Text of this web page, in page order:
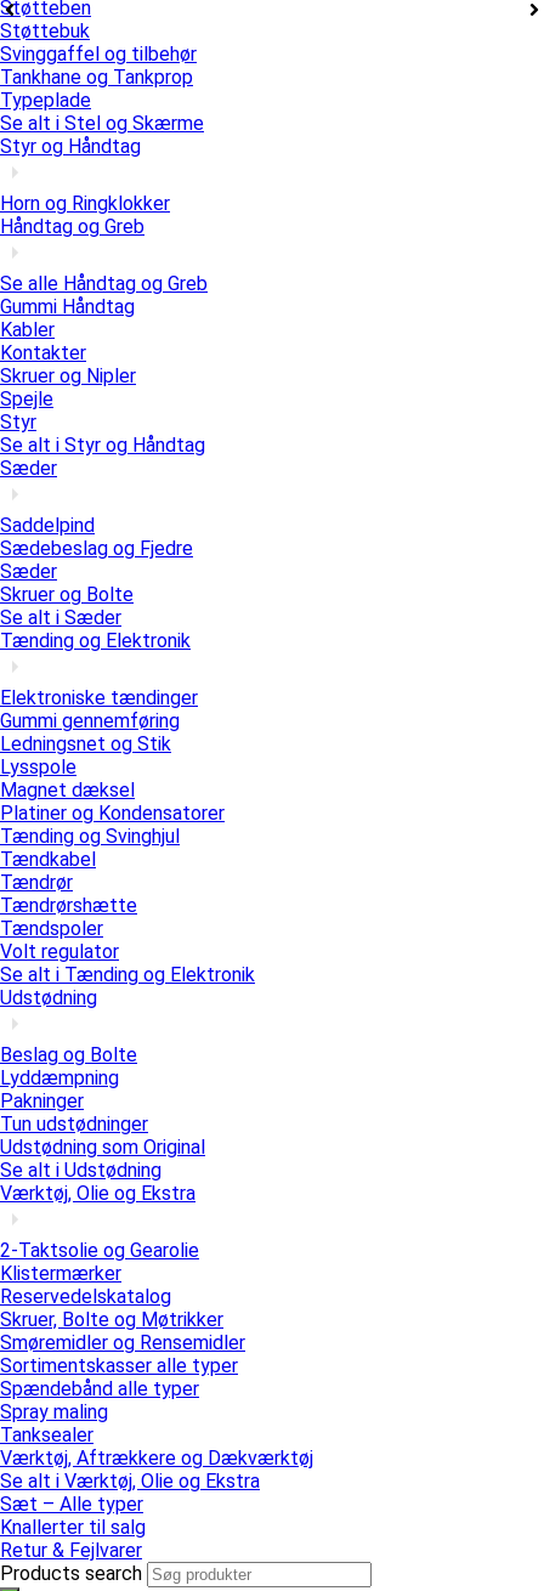
Støtteben
Støttebuk
Svinggaffel og tilbehør
Tankhane og Tankprop
Typeplade
Se alt i Stel og Skærme
Styr og Håndtag
Horn og Ringklokker
Håndtag og Greb
Se alle Håndtag og Greb
Gummi Håndtag
Kabler
Kontakter
Skruer og Nipler
Spejle
Styr
Se alt i Styr og Håndtag
Sæder
Saddelpind
Sædebeslag og Fjedre
Sæder
Skruer og Bolte
Se alt i Sæder
Tænding og Elektronik
Elektroniske tændinger
Gummi gennemføring
Ledningsnet og Stik
Lysspole
Magnet dæksel
Platiner og Kondensatorer
Tænding og Svinghjul
Tændkabel
Tændrør
Tændrørshætte
Tændspoler
Volt regulator
Se alt i Tænding og Elektronik
Udstødning
Beslag og Bolte
Lyddæmpning
Pakninger
Tun udstødninger
Udstødning som Original
Se alt i Udstødning
Værktøj, Olie og Ekstra
2-Taktsolie og Gearolie
Klistermærker
Reservedelskatalog
Skruer, Bolte og Møtrikker
Smøremidler og Rensemidler
Sortimentskasser alle typer
Spændebånd alle typer
Spray maling
Tanksealer
Værktøj, Aftrækkere og Dækværktøj
Se alt i Værktøj, Olie og Ekstra
Sæt – Alle typer
Knallerter til salg
Retur & Fejlvarer
Products search